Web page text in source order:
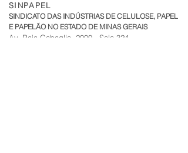
SINPAPEL
SINDICATO DAS INDÚSTRIAS DE CELULOSE, PAPEL
E PAPELÃO NO ESTADO DE MINAS GERAIS
Av. Raja Gabaglia, 2000 - Sala 324